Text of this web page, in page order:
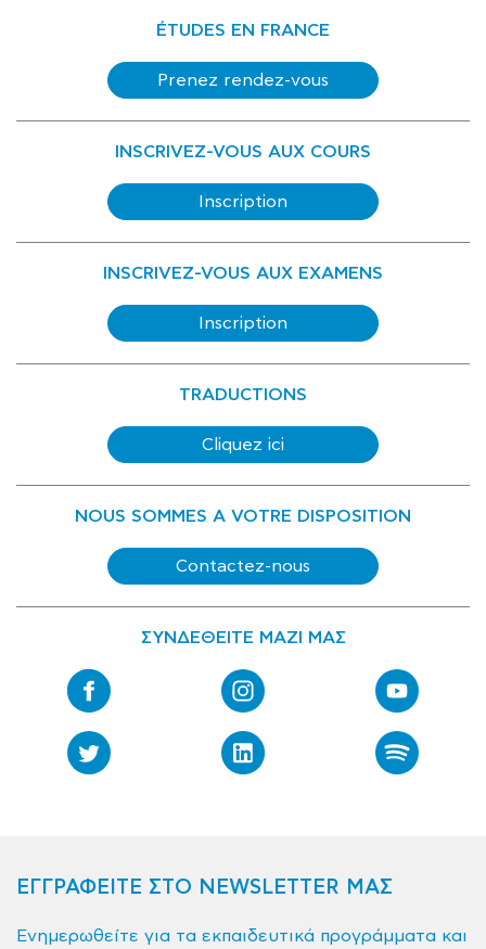
ÉTUDES EN FRANCE
Prenez rendez-vous
INSCRIVEZ-VOUS AUX COURS
Inscription
INSCRIVEZ-VOUS AUX EXAMENS
Inscription
TRADUCTIONS
Cliquez ici
NOUS SOMMES A VOTRE DISPOSITION
Contactez-nous
ΣΥΝΔΕΘΕΙΤΕ ΜΑΖΙ ΜΑΣ
ΕΓΓΡΑΦΕΙΤΕ ΣΤΟ NEWSLETTER ΜΑΣ
Ενημερωθείτε για τα εκπαιδευτικά προγράμματα και